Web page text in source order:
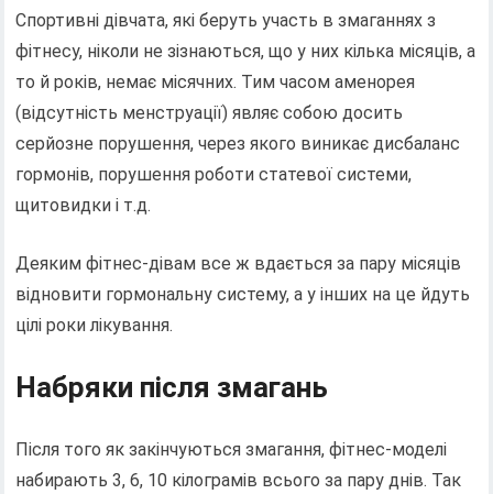
Спортивні дівчата, які беруть участь в змаганнях з
фітнесу, ніколи не зізнаються, що у них кілька місяців, а
то й років, немає місячних. Тим часом аменорея
(відсутність менструації) являє собою досить
серйозне порушення, через якого виникає дисбаланс
гормонів, порушення роботи статевої системи,
щитовидки і т.д.
Деяким фітнес-дівам все ж вдається за пару місяців
відновити гормональну систему, а у інших на це йдуть
цілі роки лікування.
Набряки після змагань
Після того як закінчуються змагання, фітнес-моделі
набирають 3, 6, 10 кілограмів всього за пару днів. Так